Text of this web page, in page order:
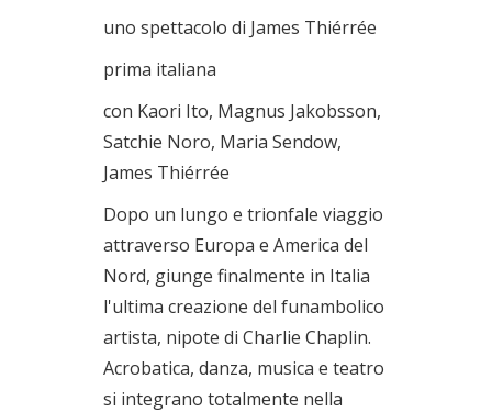
uno spettacolo di James Thiérrée
prima italiana
con Kaori Ito, Magnus Jakobsson,
Satchie Noro, Maria Sendow,
James Thiérrée
Dopo un lungo e trionfale viaggio
attraverso Europa e America del
Nord, giunge finalmente in Italia
l'ultima creazione del funambolico
artista, nipote di Charlie Chaplin.
Acrobatica, danza, musica e teatro
si integrano totalmente nella